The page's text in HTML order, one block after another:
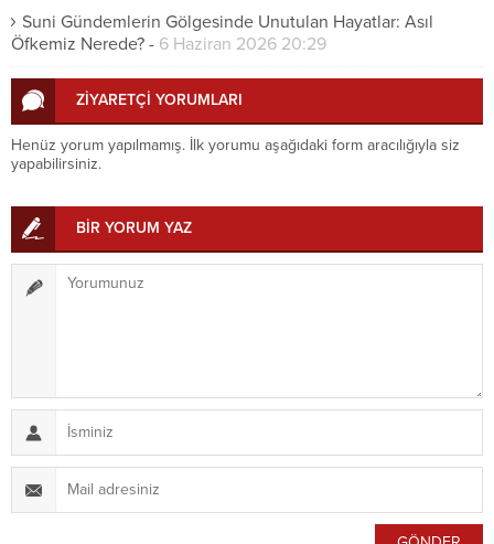
​Suni Gündemlerin Gölgesinde Unutulan Hayatlar: Asıl
Öfkemiz Nerede? - 6 Haziran 2026 20:29
ZİYARETÇİ YORUMLARI
Henüz yorum yapılmamış. İlk yorumu aşağıdaki form aracılığıyla siz
yapabilirsiniz.
BİR YORUM YAZ